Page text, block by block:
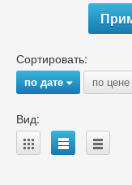
Сортировать:
по дате{ по цене
Вид:
A B C